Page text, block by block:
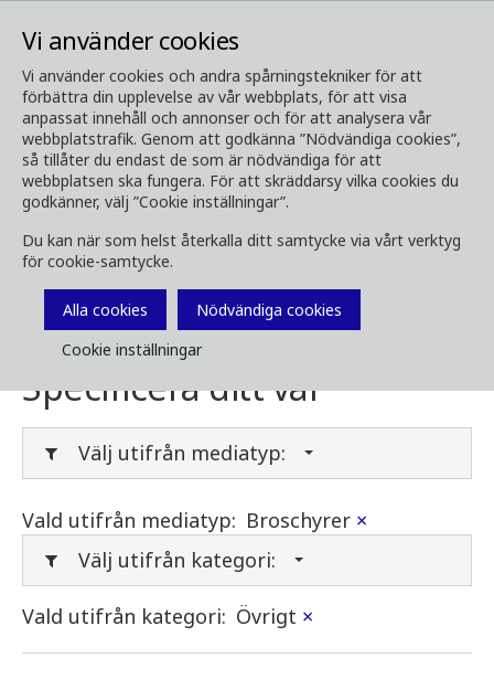
Vi använder cookies
Vi använder cookies och andra spårningstekniker för att
förbättra din upplevelse av vår webbplats, för att visa
anpassat innehåll och annonser och för att analysera vår
webbplatstrafik. Genom att godkänna ”Nödvändiga cookies”,
så tillåter du endast de som är nödvändiga för att
webbplatsen ska fungera. För att skräddarsy vilka cookies du
godkänner, välj ”Cookie inställningar”.
Du kan när som helst återkalla ditt samtycke via vårt verktyg
för cookie-samtycke.
Alla cookies
Nödvändiga cookies
Cookie inställningar
Media Ladda ner media
Ladda ner media
Här kan du ladda ner broschyrer, bilder, videor,
kundtidningar och annan media. Filtrera på
typ eller kategori i menyerna nedan.
Specificera ditt val
Välj utifrån mediatyp:
Vald utifrån mediatyp: Broschyrer ×
Välj utifrån kategori:
Vald utifrån kategori: Övrigt ×